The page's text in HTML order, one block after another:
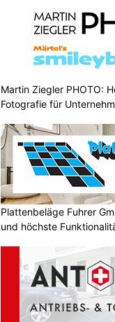
Martin Ziegler PHOTO:
Fotografie für
Plattenbeläge Fuhrer
und höchste